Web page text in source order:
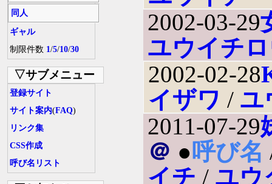
同人
ギャル
制限件数 1/5/10/30
▽サブメニュー
登録サイト
サイト案内(FAQ)
リンク集
CSS作成
呼び名リスト
2002-03-29
ユウイチ
2002-02-28
イザワ / ユ
2011-07-29
＠ ● 呼び名
イチ / ユウ